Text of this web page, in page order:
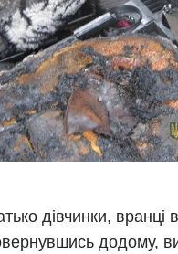
дівчинки, вранці
додому,